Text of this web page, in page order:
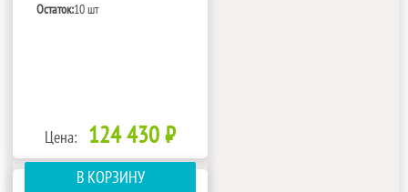
Остаток:10 шт
Цена: 124 430 ₽
В КОРЗИНУ